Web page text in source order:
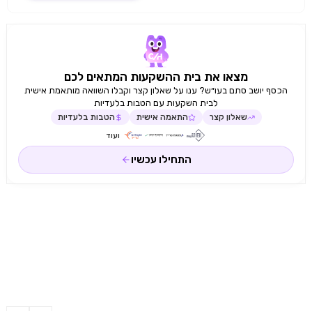
מצאו את בית ההשקעות המתאים לכם
הכסף יושב סתם בעו״ש? ענו על שאלון קצר וקבלו השוואה מותאמת אישית
לבית השקעות עם הטבות בלעדיות
שאלון קצר התאמה אישית הטבות בלעדיות
ועוד
התחילו עכשיו